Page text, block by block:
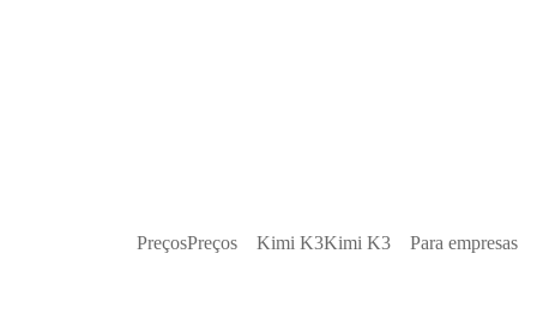
PreçosPreços Kimi K3Kimi K3 Para empresas